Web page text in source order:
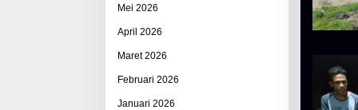
Mei 2026
April 2026
Maret 2026
Februari 2026
Januari 2026